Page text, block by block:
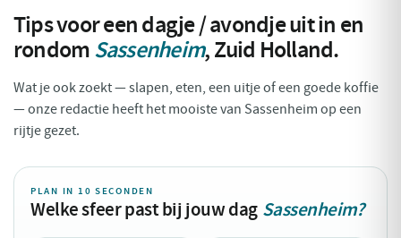
Tips voor een dagje / avondje uit in en
rondomSassenheim,Zuid Holland.
Wat je ook zoekt — slapen, eten, een uitje of een goede koffie
— onze redactie heeft het mooiste van Sassenheim op een
rijtje gezet.
PLAN IN 10 SECONDEN
Welke sfeer past bij jouw dag Sassenheim?